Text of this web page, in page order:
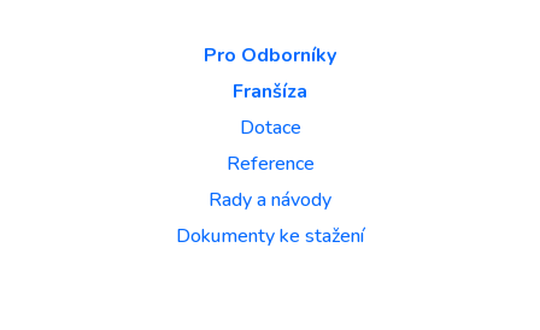
Pro Odborníky
Franšíza
Dotace
Reference
Rady a návody
Dokumenty ke stažení